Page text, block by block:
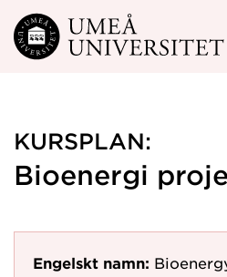
Hoppa direkt till innehållet
KURSPLAN:
Bioenergi
Engelskt namn: